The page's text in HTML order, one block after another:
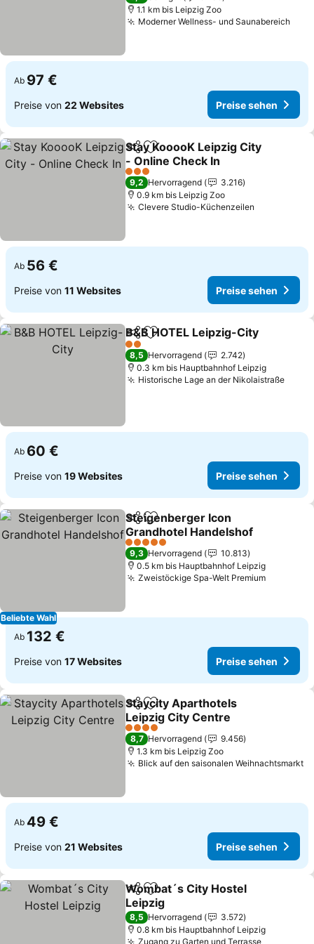
1.1 km bis Leipzig Zoo
Moderner Wellness- und Saunabereich
Ab 97 €
Preise von 22 Websites Preise sehen
TeilenZu Favoriten hinzufügen
Stay KooooK Leipzig City
- Online Check In
Preise sehen
3 Sterne
9,2 Hervorragend
3.216
0.9 km bis Leipzig Zoo
Clevere Studio-Küchenzeilen
Ab 56 €
Preise von 11 Websites Preise sehen
TeilenZu Favoriten hinzufügen
B&B HOTEL Leipzig-City
2 Sterne
8,5 Hervorragend
2.742
0.3 km bis Hauptbahnhof Leipzig
Historische Lage an der Nikolaistraße
Ab 60 €
Preise von 19 Websites Preise sehen
Beliebte Wahl
TeilenZu Favoriten hinzufügen
Steigenberger Icon
Grandhotel Handelshof
Preise sehen
5 Sterne
9,3 Hervorragend
10.813
0.5 km bis Hauptbahnhof Leipzig
Zweistöckige Spa-Welt Premium
Ab 132 €
Preise von 17 Websites Preise sehen
TeilenZu Favoriten hinzufügen
Staycity Aparthotels
Leipzig City Centre
Preise sehen
4 Sterne
8,7 Hervorragend
9.456
1.3 km bis Leipzig Zoo
Blick auf den saisonalen Weihnachtsmarkt
Ab 49 €
Preise von 21 Websites Preise sehen
TeilenZu Favoriten hinzufügen
Wombat´s City Hostel
Leipzig
Preise sehen
8,5 Hervorragend
3.572
0.8 km bis Hauptbahnhof Leipzig
Zugang zu Garten und Terrasse